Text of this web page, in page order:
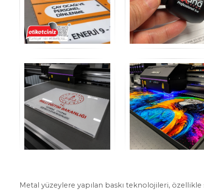
Metal yüzeylere yapılan baskı teknolojileri,